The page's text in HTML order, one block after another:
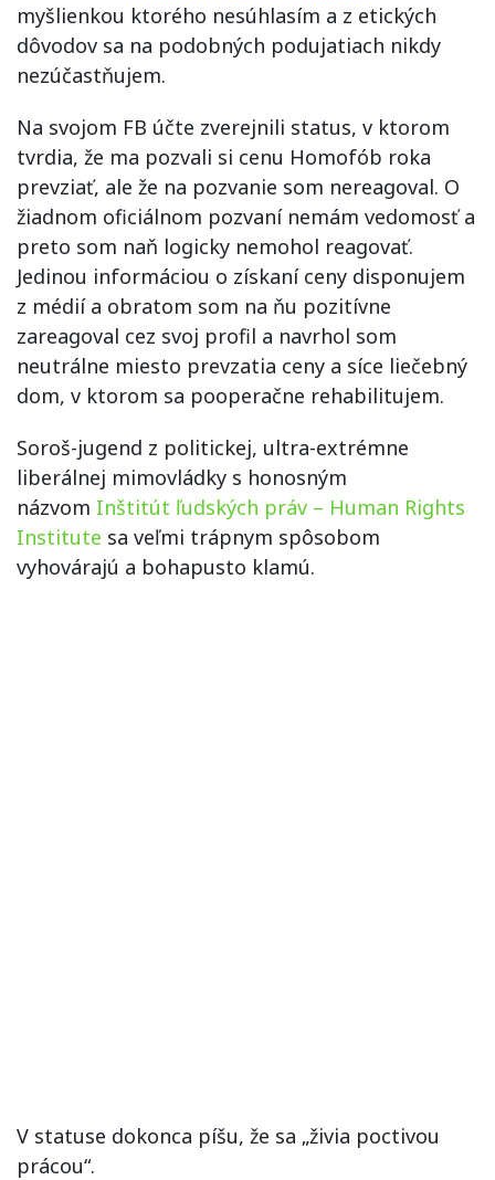
myšlienkou ktorého nesúhlasím a z etických
dôvodov sa na podobných podujatiach nikdy
nezúčastňujem.
Na svojom FB účte zverejnili status, v ktorom
tvrdia, že ma pozvali si cenu Homofób roka
prevziať, ale že na pozvanie som nereagoval. O
žiadnom oficiálnom pozvaní nemám vedomosť a
preto som naň logicky nemohol reagovať.
Jedinou informáciou o získaní ceny disponujem
z médií a obratom som na ňu pozitívne
zareagoval cez svoj profil a navrhol som
neutrálne miesto prevzatia ceny a síce liečebný
dom, v ktorom sa pooperačne rehabilitujem.
Soroš-jugend z politickej, ultra-extrémne
liberálnej mimovládky s honosným
názvom Inštitút ľudských práv – Human Rights
Institute sa veľmi trápnym spôsobom
vyhovárajú a bohapusto klamú.
V statuse dokonca píšu, že sa „živia poctivou
prácou“.